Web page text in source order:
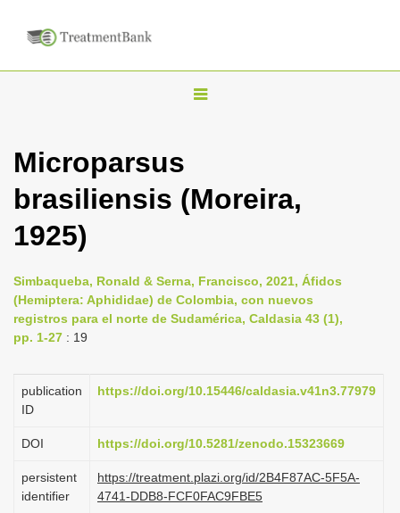
T
l
v
i
t
o
Microparsus
brasiliensis (Moreira,
1925)
Simbaqueba, Ronald & Serna, Francisco, 2021, Áfidos
(Hemiptera: Aphididae) de Colombia, con nuevos
registros para el norte de Sudamérica, Caldasia 43 (1),
pp. 1-27 : 19
publication
ID
https://doi.org/10.15446/caldasia.v41n3.77979
DOI https://doi.org/10.5281/zenodo.15323669
persistent
identifier
https://treatment.plazi.org/id/2B4F87AC-5F5A-
4741-DDB8-FCF0FAC9FBE5